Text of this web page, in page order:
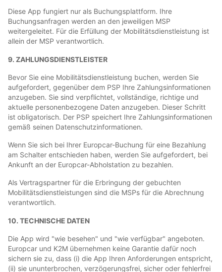
Diese App fungiert nur als Buchungsplattform. Ihre
Buchungsanfragen werden an den jeweiligen MSP
weitergeleitet. Für die Erfüllung der Mobilitätsdienstleistung ist
allein der MSP verantwortlich.
9. ZAHLUNGSDIENSTLEISTER
Bevor Sie eine Mobilitätsdienstleistung buchen, werden Sie
aufgefordert, gegenüber dem PSP Ihre Zahlungsinformationen
anzugeben. Sie sind verpflichtet, vollständige, richtige und
aktuelle personenbezogene Daten anzugeben. Dieser Schritt
ist obligatorisch. Der PSP speichert Ihre Zahlungsinformationen
gemäß seinen Datenschutzinformationen.
Wenn Sie sich bei Ihrer Europcar-Buchung für eine Bezahlung
am Schalter entschieden haben, werden Sie aufgefordert, bei
Ankunft an der Europcar-Abholstation zu bezahlen.
Als Vertragspartner für die Erbringung der gebuchten
Mobilitätsdienstleistungen sind die MSPs für die Abrechnung
verantwortlich.
10. TECHNISCHE DATEN
Die App wird "wie besehen" und "wie verfügbar" angeboten.
Europcar und K2M übernehmen keine Garantie dafür noch
sichern sie zu, dass (i) die App Ihren Anforderungen entspricht,
(ii) sie ununterbrochen, verzögerungsfrei, sicher oder fehlerfrei